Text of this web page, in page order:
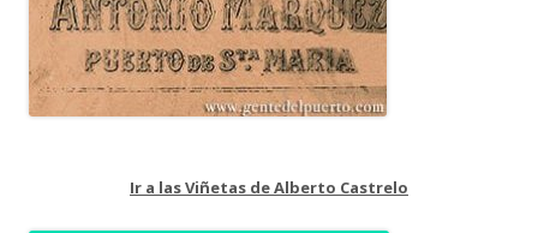
Ir a las Viñetas de Alberto Castrelo